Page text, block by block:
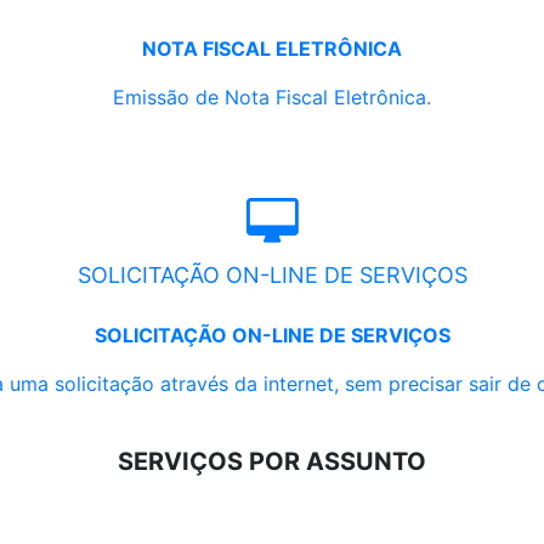
NOTA FISCAL ELETRÔNICA
Emissão de Nota Fiscal Eletrônica.
SOLICITAÇÃO ON-LINE DE SERVIÇOS
SOLICITAÇÃO ON-LINE DE SERVIÇOS
uma solicitação através da internet, sem precisar sair de
SERVIÇOS POR ASSUNTO